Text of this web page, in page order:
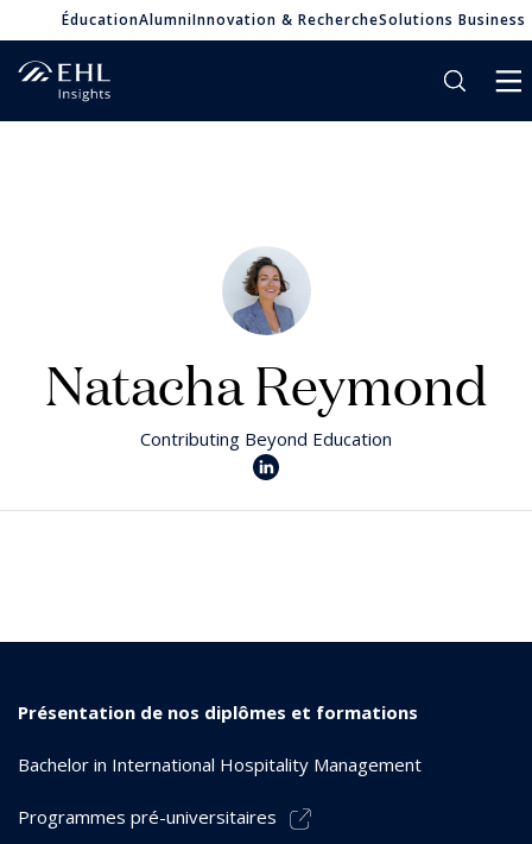
ÉducationAlumniInnovation & RechercheSolutions Business
Natacha Reymond
Contributing Beyond Education
Présentation de nos diplômes et formations
Bachelor in International Hospitality Management
Programmes pré-universitaires